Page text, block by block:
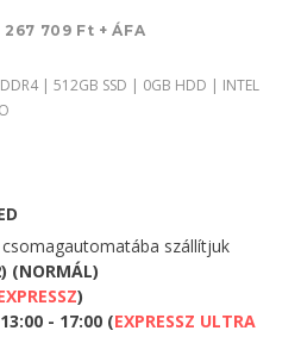
267 709 Ft + ÁFA
| 512GB SSD | 0GB HDD | INTEL
szállítjuk
(NORMÁL)
)
- 17:00 (EXPRESSZ ULTRA